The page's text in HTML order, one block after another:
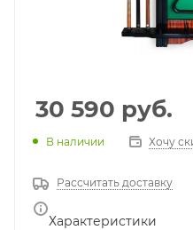
30 590 руб.
В наличии Хочу
Рассчитать доставку
Характеристики